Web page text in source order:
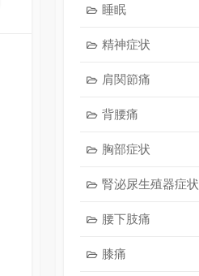
睡眠
精神症状
肩関節痛
背腰痛
胸部症状
腎泌尿生殖器症状
腰下肢痛
膝痛